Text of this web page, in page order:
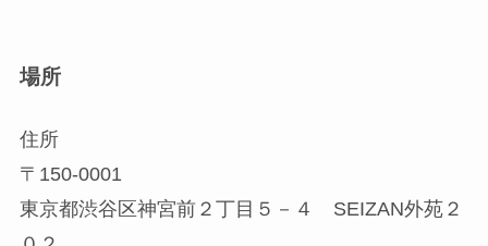
場所
住所
〒150-0001
東京都渋谷区神宮前２丁目５－４ SEIZAN外苑２